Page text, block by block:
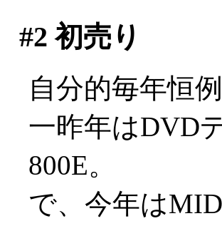
#2 初売り
自分的毎年恒
一昨年はDVD
800E。
で、今年は